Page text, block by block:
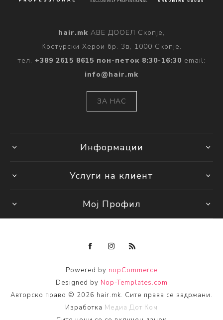
hair.mk АВЕ ДООЕЛ Скопје,
Костурски Херои бр. 3в, 1000 Скопје.
тел. +389 2615 8615 пон-петок 8:30-16:30 email:
info@hair.mk
ЗА НАС
Информации
Услуги на клиент
Мој Профил
Powered by nopCommerce
Designed by Nop-Templates.com
Авторско право © 2026 hair.mk. Сите права се задржани.
Изработка Медиа Дот Ком